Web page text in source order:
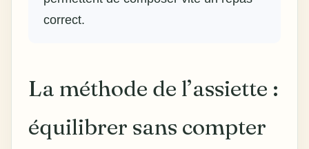
correct.
La méthode de l’assiette :
équilibrer sans compter